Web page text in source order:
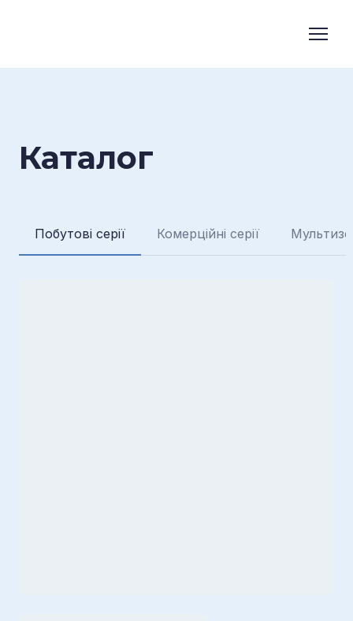
Каталог
Побутові серії Комерційні серії